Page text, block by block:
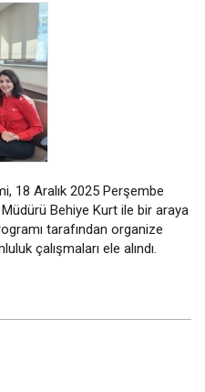
18 Aralık 2025 Perşembe
Behiye Kurt ile bir araya
tarafından organize
çalışmaları ele alındı.